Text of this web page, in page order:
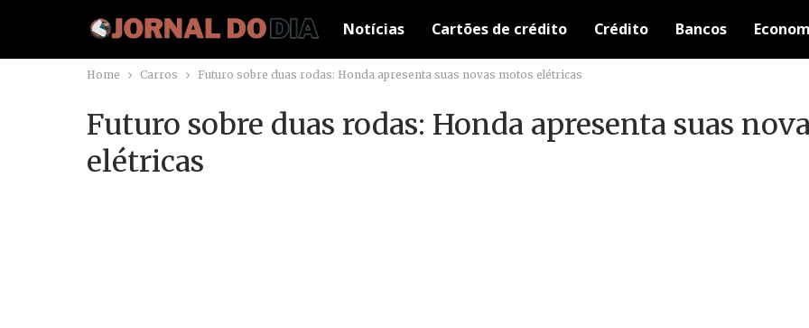
Notícias Cartões de crédito Crédito Bancos
Home Carros Futuro sobre duas rodas: Honda apresenta suas novas motos elétricas
Futuro sobre duas rodas: Honda apresenta suas
elétricas